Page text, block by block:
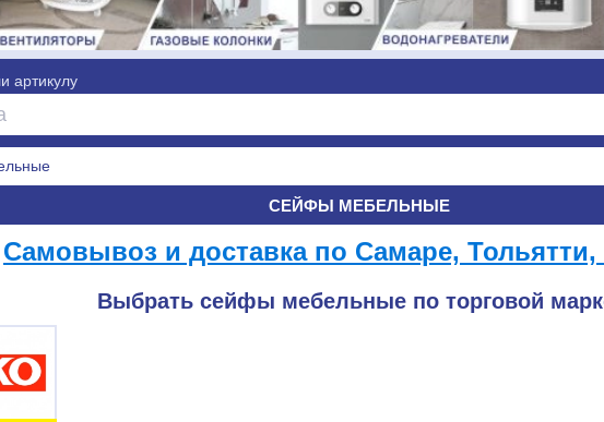
артикулу
СЕЙФЫ МЕБЕЛЬНЫЕ
Самовывоз и доставка по Самаре,
Выбрать сейфы мебельные по торговой